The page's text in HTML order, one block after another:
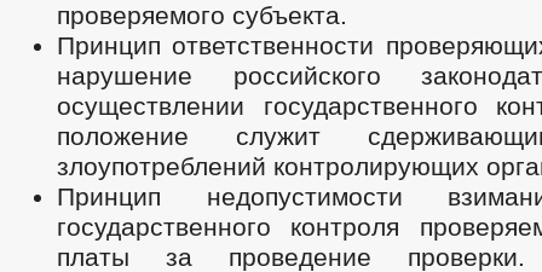
проверяемого субъекта.
Принцип ответственности
нарушение российского
осуществлении государственного
положение служит
злоупотреблений контролирующих
Принцип недопустимости
государственного контроля
платы за проведение проверки.